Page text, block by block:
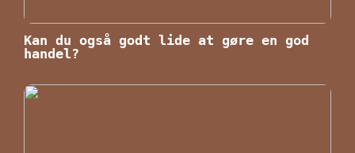
Kan du også godt lide at gøre en god
handel?